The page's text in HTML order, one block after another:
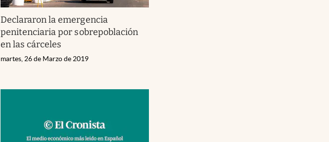
Declararon la emergencia
penitenciaria por sobrepoblación
en las cárceles
martes, 26 de Marzo de 2019